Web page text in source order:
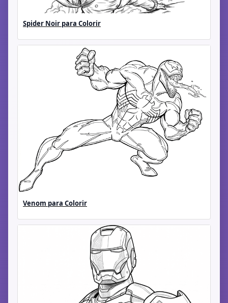
Spider Noir para Colorir
Venom para Colorir